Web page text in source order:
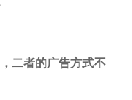
二者的广告方式不